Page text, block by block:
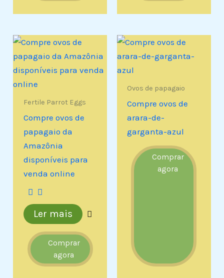
Fertile Parrot Eggs
Compre ovos de
papagaio da
Amazônia
disponíveis para
venda online
Ler mais
Comprar
agora
Ovos de papagaio
Compre ovos de
arara-de-
garganta-azul
Comprar
agora